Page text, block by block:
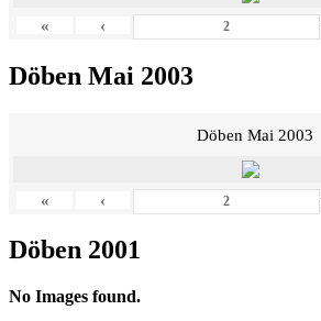
« ‹
Döben Mai 2003
Döben Mai 2003
« ‹
Döben 2001
No Images found.